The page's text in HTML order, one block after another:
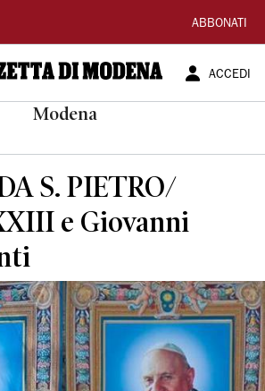
ABBONATI
ACCEDI
Modena
S. PIETRO/
e Giovanni